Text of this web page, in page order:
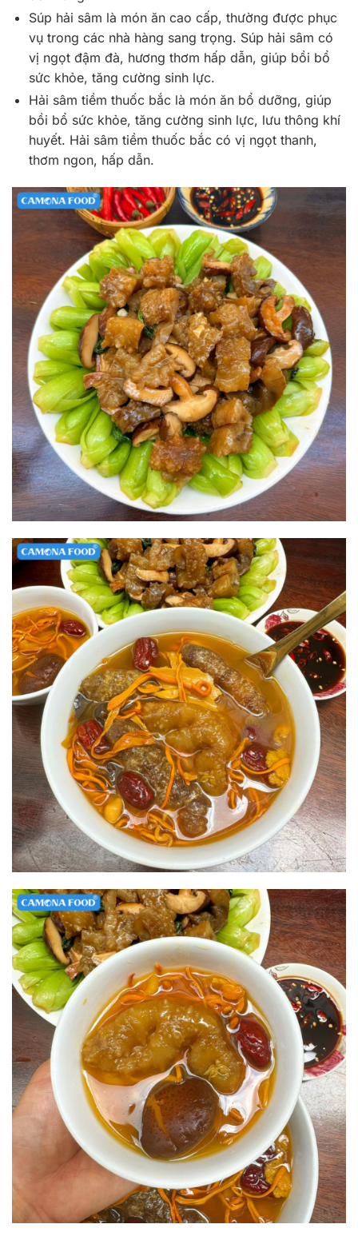
Súp hải sâm là món ăn cao cấp, thường được phục
vụ trong các nhà hàng sang trọng. Súp hải sâm có
vị ngọt đậm đà, hương thơm hấp dẫn, giúp bồi bổ
sức khỏe, tăng cường sinh lực.
Hải sâm tiềm thuốc bắc là món ăn bổ dưỡng, giúp
bồi bổ sức khỏe, tăng cường sinh lực, lưu thông khí
huyết. Hải sâm tiềm thuốc bắc có vị ngọt thanh,
thơm ngon, hấp dẫn.